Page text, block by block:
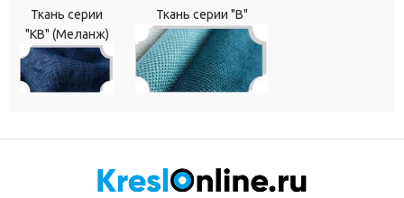
Ткань серии
"КВ" (Меланж)
Ткань серии "В"